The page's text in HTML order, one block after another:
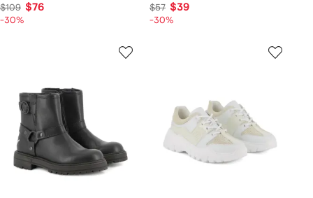
$109 $76
-30%
$57 $39
-30%